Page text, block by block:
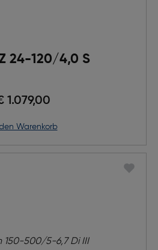
24-120/4,0 S
1.079,00
Warenkorb